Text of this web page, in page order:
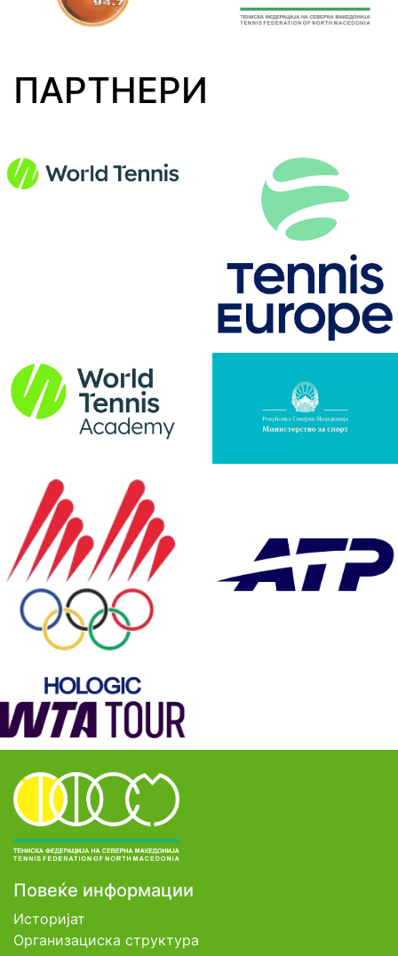
ПАРТНЕРИ
Повеќе информации
Историјат
Организациска структура